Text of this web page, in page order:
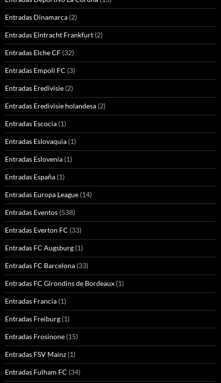
Entradas Dinamarca (2)
Entradas Eintracht Frankfurt (2)
Entradas Elche CF (32)
Entradas Empoli FC (3)
Entradas Eredivisie (2)
Entradas Eredivisie holandesa (2)
Entradas Escocia (1)
Entradas Eslovaquia (1)
Entradas Eslovenia (1)
Entradas España (1)
Entradas Europa League (14)
Entradas Eventos (538)
Entradas Everton FC (33)
Entradas FC Augsburg (1)
Entradas FC Barcelona (33)
Entradas FC Girondins de Bordeaux (1)
Entradas Francia (1)
Entradas Freiburg (1)
Entradas Frosinone (15)
Entradas FSV Mainz (1)
Entradas Fulham FC (34)